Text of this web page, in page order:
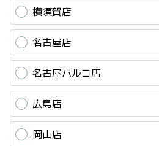
横須賀店
名古屋店
名古屋パルコ店
広島店
岡山店